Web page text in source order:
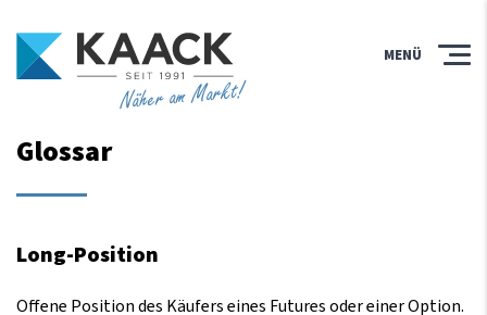
Näher am Markt!
MENÜ
Glossar
Long-Position
Offene Position des Käufers eines Futures oder einer Option.